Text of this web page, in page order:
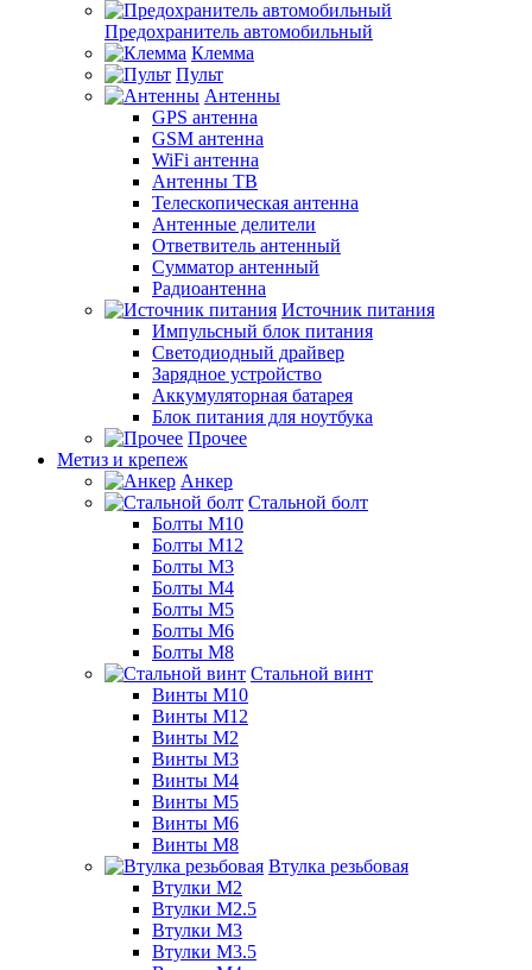
Предохранитель автомобильный
Клемма
Пульт
Антенны
GPS антенна
GSM антенна
WiFi антенна
Антенны ТВ
Телескопическая антенна
Антенные делители
Ответвитель антенный
Сумматор антенный
Радиоантенна
Источник питания
Импульсный блок питания
Светодиодный драйвер
Зарядное устройство
Аккумуляторная батарея
Блок питания для ноутбука
Прочее
Метиз и крепеж
Анкер
Стальной болт
Болты М10
Болты М12
Болты М3
Болты М4
Болты М5
Болты М6
Болты М8
Стальной винт
Винты М10
Винты М12
Винты М2
Винты М3
Винты М4
Винты М5
Винты М6
Винты М8
Втулка резьбовая
Втулки М2
Втулки М2.5
Втулки М3
Втулки М3.5